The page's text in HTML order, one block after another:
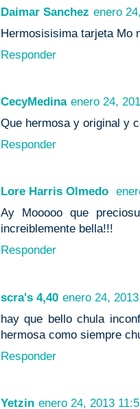
Daimar Sanchez enero
Hermosisisima tarjeta Mo
Responder
CecyMedina enero 24,
Que hermosa y original y
Responder
Lore Harris Olmedo
Ay Mooooo que
increiblemente bella!!!
Responder
scra's 4,40 enero 24,
hay que bello chula
hermosa como siempre
Responder
Yetzin enero 24, 2013